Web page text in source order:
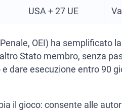
USA + 27 UE
OEI) ha semplificato
Stato membro, senza
esecuzione entro 90
il gioco: consente alle